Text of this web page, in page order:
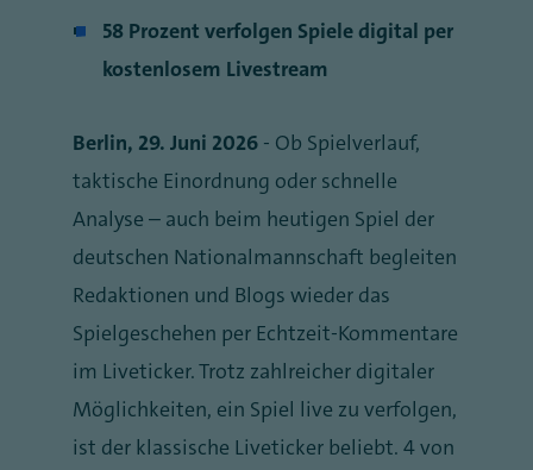
58 Prozent verfolgen Spiele digital per
kostenlosem Livestream
Berlin, 29. Juni 2026 - Ob Spielverlauf,
taktische Einordnung oder schnelle
Analyse – auch beim heutigen Spiel der
deutschen Nationalmannschaft begleiten
Redaktionen und Blogs wieder das
Spielgeschehen per Echtzeit-Kommentare
im Liveticker. Trotz zahlreicher digitaler
Möglichkeiten, ein Spiel live zu verfolgen,
ist der klassische Liveticker beliebt. 4 von